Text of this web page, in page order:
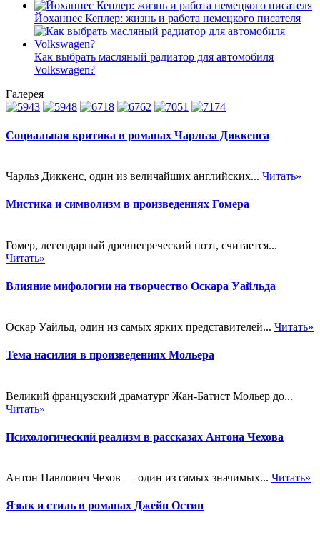
Йоханнес Кеплер: жизнь и работа немецкого писателя
Как выбрать масляный радиатор для автомобиля
Volkswagen?
Галерея
Социальная критика в романах Чарльза Диккенса
Чарльз Диккенс, один из величайших английских... Читать»
Мистика и символизм в произведениях Гомера
Гомер, легендарный древнегреческий поэт, считается...
Читать»
Влияние мифологии на творчество Оскара Уайльда
Оскар Уайльд, один из самых ярких представителей... Читать»
Тема насилия в произведениях Мольера
Великий французский драматург Жан-Батист Мольер до...
Читать»
Психологический реализм в рассказах Антона Чехова
Антон Павлович Чехов — один из самых значимых... Читать»
Язык и стиль в романах Джейн Остин